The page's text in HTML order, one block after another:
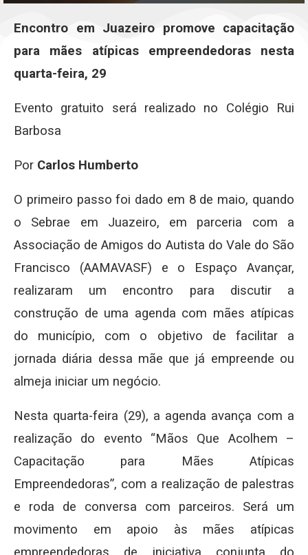
Encontro em Juazeiro promove capacitação
para mães atípicas empreendedoras nesta
quarta-feira, 29
Evento gratuito será realizado no Colégio Rui
Barbosa
Por Carlos Humberto
O primeiro passo foi dado em 8 de maio, quando
o Sebrae em Juazeiro, em parceria com a
Associação de Amigos do Autista do Vale do São
Francisco (AAMAVASF) e o Espaço Avançar,
realizaram um encontro para discutir a
construção de uma agenda com mães atípicas
do município, com o objetivo de facilitar a
jornada diária dessa mãe que já empreende ou
almeja iniciar um negócio.
Nesta quarta-feira (29), a agenda avança com a
realização do evento “Mãos Que Acolhem –
Capacitação para Mães Atípicas
Empreendedoras”, com a realização de palestras
e roda de conversa com parceiros. Será um
movimento em apoio às mães atípicas